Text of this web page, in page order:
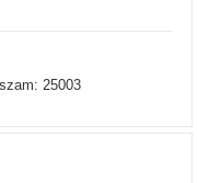
25003